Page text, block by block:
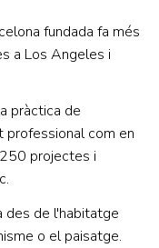
fundada fa més
a Los Angeles i
pràctica de
professional com en
projectes i
des de l'habitatge
o el paisatge.